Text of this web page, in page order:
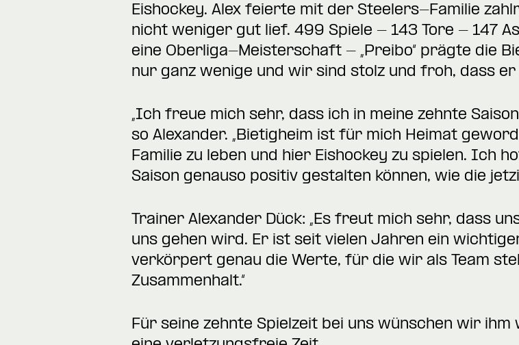
Eishockey. Alex feierte mit der Steelers-Familie
nicht weniger gut lief. 499 Spiele - 143 Tore - 147
eine Oberliga-Meisterschaft - „Preibo“ prägte die
nur ganz wenige und wir sind stolz und froh, dass
„Ich freue mich sehr, dass ich in meine zehnte
so Alexander. „Bietigheim ist für mich Heimat
Familie zu leben und hier Eishockey zu spielen. Ich
Saison genauso positiv gestalten können, wie die
Trainer Alexander Dück: „Es freut mich sehr, dass
uns gehen wird. Er ist seit vielen Jahren ein
verkörpert genau die Werte, für die wir als Team
Zusammenhalt.“
Für seine zehnte Spielzeit bei uns wünschen wir